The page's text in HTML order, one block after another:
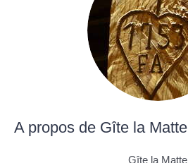
A propos de Gîte la Matte
Gîte la Matte